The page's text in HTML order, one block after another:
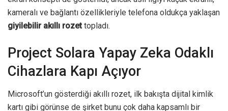
kameralı ve bağlantı özellikleriyle telefona oldukça yaklaşan
giyilebilir akıllı rozettopladı.
Project Solara Yapay Zeka Odaklı
Cihazlara Kapı Açıyor
Microsoft’un gösterdiği akıllı rozet, ilk bakışta dijital kimlik
kartı gibi görünse de şirket bunu çok daha kapsamlı bir